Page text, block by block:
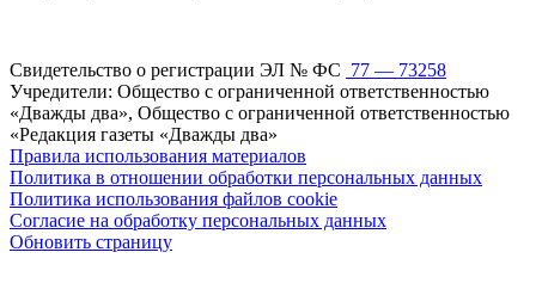
Свидетельство о регистрации ЭЛ № ФС 77 — 73258
Учредители: Общество с ограниченной ответственностью
«Дважды два», Общество с ограниченной ответственностью
«Редакция газеты «Дважды два»
Правила использования материалов
Политика в отношении обработки персональных данных
Политика использования файлов cookie
Согласие на обработку персональных данных
Обновить страницу